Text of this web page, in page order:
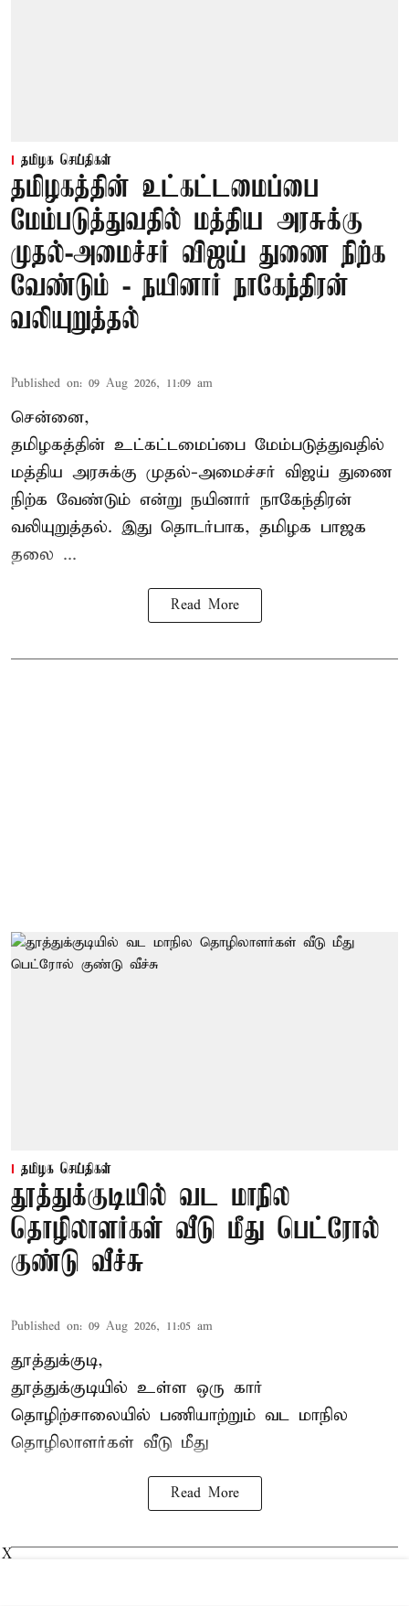
தமிழக செய்திகள்
தமிழகத்தின் உட்கட்டமைப்பை
மேம்படுத்துவதில் மத்திய அரசுக்கு
முதல்-அமைச்சர் விஜய் துணை நிற்க
வேண்டும் - நயினார் நாகேந்திரன்
வலியுறுத்தல்
Published on: 09 Aug 2026, 11:09 am
சென்னை,
தமிழகத்தின் உட்கட்டமைப்பை மேம்படுத்துவதில்
மத்திய அரசுக்கு முதல்-அமைச்சர் விஜய் துணை
நிற்க வேண்டும் என்று நயினார் நாகேந்திரன்
வலியுறுத்தல். இது தொடர்பாக, தமிழக பாஜக
தலை ...
Read More
தமிழக செய்திகள்
தூத்துக்குடியில் வட மாநில
தொழிலாளர்கள் வீடு மீது பெட்ரோல்
குண்டு வீச்சு
Published on: 09 Aug 2026, 11:05 am
தூத்துக்குடி,
தூத்துக்குடியில் உள்ள ஒரு கார்
தொழிற்சாலையில் பணியாற்றும் வட மாநில
தொழிலாளர்கள் வீடு மீது
Read More
X